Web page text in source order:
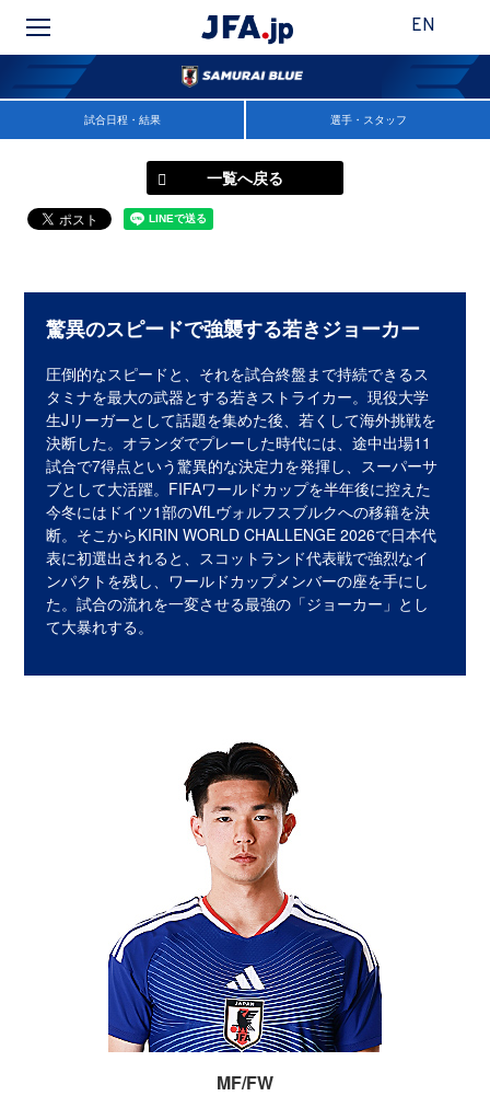
EN
試合日程・結果 選手・スタッフ
一覧へ戻る
驚異のスピードで強襲する若きジョーカー
圧倒的なスピードと、それを試合終盤まで持続できるス
タミナを最大の武器とする若きストライカー。現役大学
生Jリーガーとして話題を集めた後、若くして海外挑戦を
決断した。オランダでプレーした時代には、途中出場11
試合で7得点という驚異的な決定力を発揮し、スーパーサ
ブとして大活躍。FIFAワールドカップを半年後に控えた
今冬にはドイツ1部のVfLヴォルフスブルクへの移籍を決
断。そこからKIRIN WORLD CHALLENGE 2026で日本代
表に初選出されると、スコットランド代表戦で強烈なイ
ンパクトを残し、ワールドカップメンバーの座を手にし
た。試合の流れを一変させる最強の「ジョーカー」とし
て大暴れする。
MF/FW